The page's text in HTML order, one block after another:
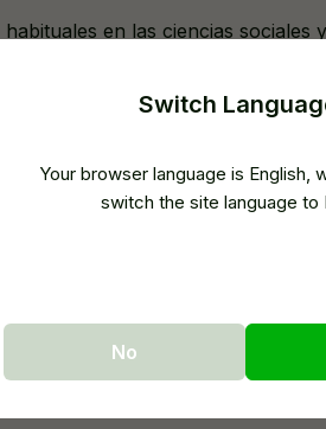
en las ciencias
completo.
Canciones (APA)
autor-fecha en las citas dentro
y el año de publicación. Si el
deben aparecer entre paréntesis.
y anhelo" (Swift, 2019).
en la oraciónel nombre del artista:
y anhelo."
Switch
Your browser language is English,
switch the site language to
No